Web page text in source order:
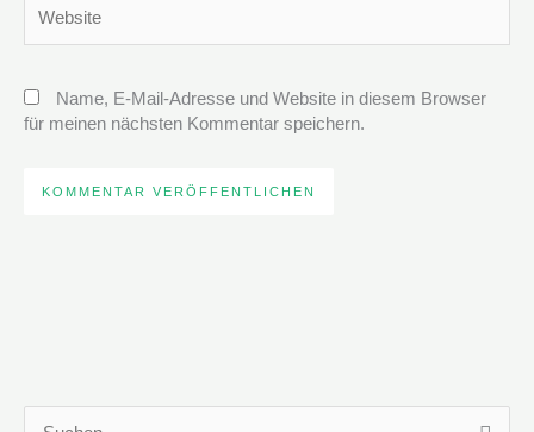
Name, E-Mail-Adresse und Website in diesem Browser
für meinen nächsten Kommentar speichern.